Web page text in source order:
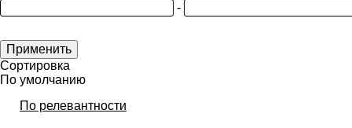
-
Применить
Сортировка
По умолчанию
По релевантности